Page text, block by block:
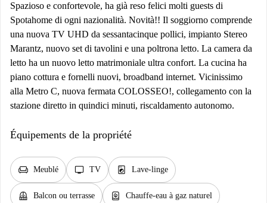
Spazioso e confortevole, ha già reso felici molti guests di
Spotahome di ogni nazionalità. Novità!! Il soggiorno comprende
una nuova TV UHD da sessantacinque pollici, impianto Stereo
Marantz, nuovo set di tavolini e una poltrona letto. La camera da
letto ha un nuovo letto matrimoniale ultra confort. La cucina ha
piano cottura e fornelli nuovi, broadband internet. Vicinissimo
alla Metro C, nuova fermata COLOSSEO!, collegamento con la
stazione diretto in quindici minuti, riscaldamento autonomo.
Équipements de la propriété
chair Meublé tv TV local_laundry_service Lave-linge
balcony Balcon ou terrasse water_heater Chauffe-eau à gaz naturel